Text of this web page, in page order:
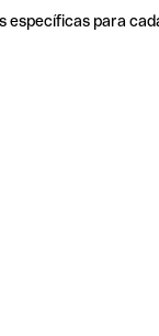
específicas para